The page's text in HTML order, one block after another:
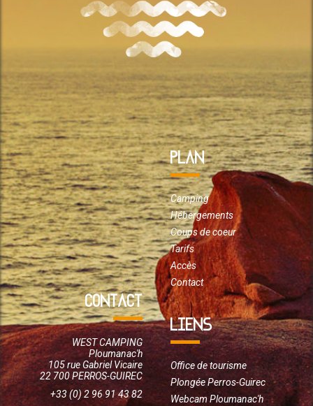
CONTACT
WEST CAMPING
Ploumanac'h
105 rue Gabriel Vicaire
22 700 PERROS-GUIREC
+33 (0) 2 96 91 43 82
PLAN
Camping
Hébergements
Coups de coeur
Tarifs
Accès
Contact
LIENS
Office de tourisme
Plongée Perros-Guirec
Webcam Ploumanac'h